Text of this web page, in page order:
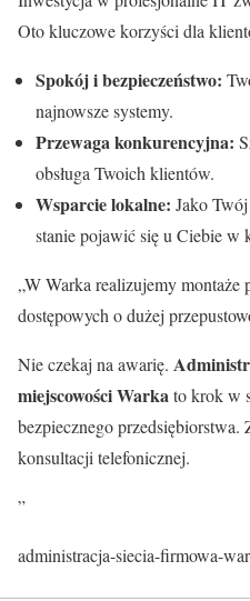
Oto kluczowe korzyści dla
Spokój i bezpieczeństwo:
najnowsze systemy.
Przewaga konkurencyjna:
obsługa Twoich klientów.
Wsparcie lokalne: Jako
stanie pojawić się u Ciebie w
„W Warka realizujemy montaże
dostępowych o dużej
Nie czekaj na awarię.
miejscowości Warkato krok w
bezpiecznego przedsiębiorstwa.
konsultacji telefonicznej.
”
administracja-siecia-firmowa-